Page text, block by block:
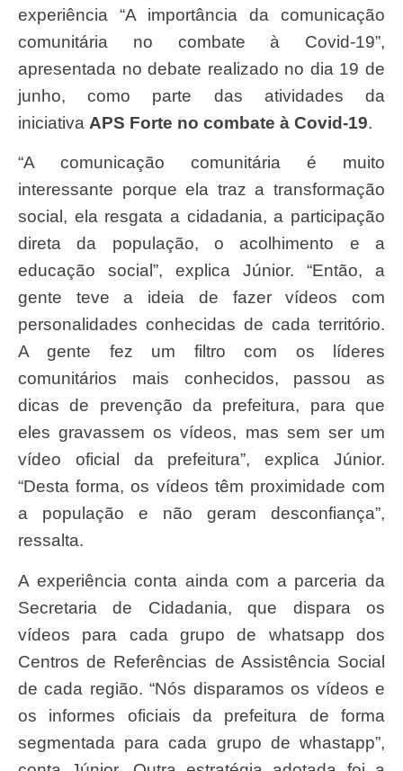
experiência “A importância da comunicação
comunitária no combate à Covid-19”,
apresentada no debate realizado no dia 19 de
junho, como parte das atividades da
iniciativa APS Forte no combate à Covid-19.
“A comunicação comunitária é muito
interessante porque ela traz a transformação
social, ela resgata a cidadania, a participação
direta da população, o acolhimento e a
educação social”, explica Júnior. “Então, a
gente teve a ideia de fazer vídeos com
personalidades conhecidas de cada território.
A gente fez um filtro com os líderes
comunitários mais conhecidos, passou as
dicas de prevenção da prefeitura, para que
eles gravassem os vídeos, mas sem ser um
vídeo oficial da prefeitura”, explica Júnior.
“Desta forma, os vídeos têm proximidade com
a população e não geram desconfiança”,
ressalta.
A experiência conta ainda com a parceria da
Secretaria de Cidadania, que dispara os
vídeos para cada grupo de whatsapp dos
Centros de Referências de Assistência Social
de cada região. “Nós disparamos os vídeos e
os informes oficiais da prefeitura de forma
segmentada para cada grupo de whastapp”,